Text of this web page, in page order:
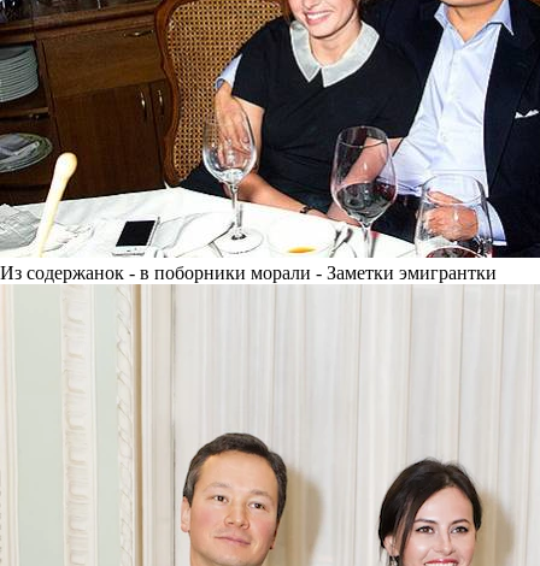
Из содержанок - в поборники морали - Заметки эмигрантки